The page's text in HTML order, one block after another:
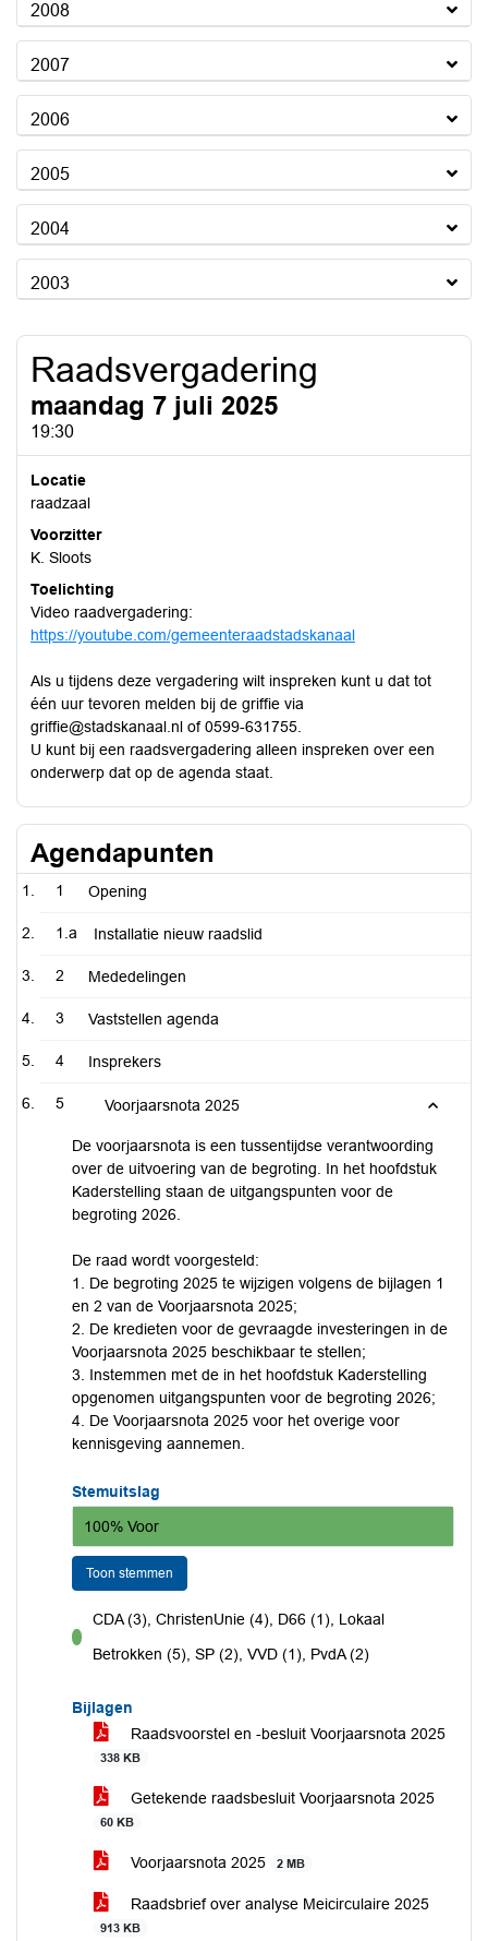
2008
2007
2006
2005
2004
2003
Raadsvergadering
maandag 7 juli 2025
19:30
Locatie
raadzaal
Voorzitter
K. Sloots
Toelichting
Video raadvergadering:
https://youtube.com/gemeenteraadstadskanaal
Als u tijdens deze vergadering wilt inspreken kunt u dat tot
één uur tevoren melden bij de griffie via
griffie@stadskanaal.nl of 0599-631755.
U kunt bij een raadsvergadering alleen inspreken over een
onderwerp dat op de agenda staat.
Agendapunten
1 Opening
1.a Installatie nieuw raadslid
2 Mededelingen
3 Vaststellen agenda
4 Insprekers
5 Voorjaarsnota 2025
De voorjaarsnota is een tussentijdse verantwoording
over de uitvoering van de begroting. In het hoofdstuk
Kaderstelling staan de uitgangspunten voor de
begroting 2026.
De raad wordt voorgesteld:
1. De begroting 2025 te wijzigen volgens de bijlagen 1
en 2 van de Voorjaarsnota 2025;
2. De kredieten voor de gevraagde investeringen in de
Voorjaarsnota 2025 beschikbaar te stellen;
3. Instemmen met de in het hoofdstuk Kaderstelling
opgenomen uitgangspunten voor de begroting 2026;
4. De Voorjaarsnota 2025 voor het overige voor
kennisgeving aannemen.
Stemuitslag
100% Voor
Toon stemmen
voor
CDA (3), ChristenUnie (4), D66 (1), Lokaal
Betrokken (5), SP (2), VVD (1), PvdA (2)
Bijlagen
Raadsvoorstel en -besluit Voorjaarsnota 2025
338 KB
Getekende raadsbesluit Voorjaarsnota 2025
60 KB
Voorjaarsnota 2025 2 MB
Raadsbrief over analyse Meicirculaire 2025
913 KB